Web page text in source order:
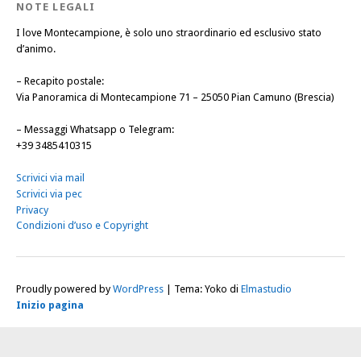
NOTE LEGALI
I love Montecampione, è solo uno straordinario ed esclusivo stato
d’animo.
– Recapito postale:
Via Panoramica di Montecampione 71 – 25050 Pian Camuno (Brescia)
– Messaggi Whatsapp o Telegram:
+39 3485410315
Scrivici via mail
Scrivici via pec
Privacy
Condizioni d’uso e Copyright
Proudly powered by WordPress | Tema: Yoko di Elmastudio
Inizio pagina